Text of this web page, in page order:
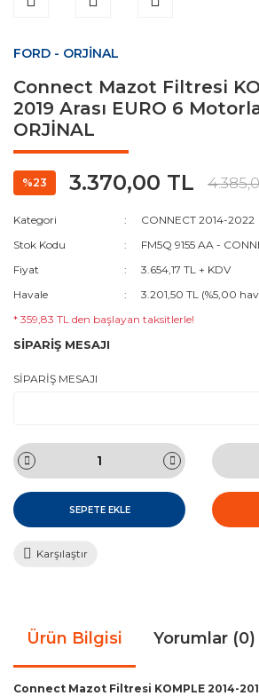
FORD - ORJİNAL
Connect Mazot Filtresi
2019 Arası EURO 6
ORJİNAL
%23 3.370,00 TL
Kategori
CONNECT 2014-2022
Stok Kodu
FM5Q 9155 AA -
Fiyat
3.654,17 TL + KDV
Havale
3.201,50 TL (%5,00
* 359,83 TL den başlayan taksitlerle!
SİPARİŞ MESAJI
SİPARİŞ MESAJI
SEPETE EKLE
Karşılaştır
Ürün Bilgisi Yorumlar (0)
Connect Mazot Filtresi KOMPLE 2014-